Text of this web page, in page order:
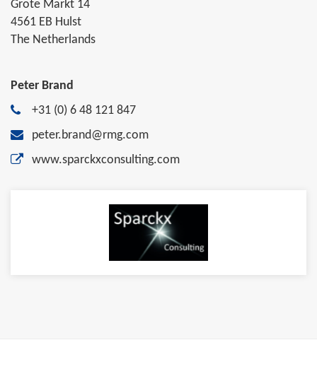
Grote Markt 14
4561 EB Hulst
The Netherlands
Peter Brand
+31 (0) 6 48 121 847
peter.brand@rmg.com
www.sparckxconsulting.com